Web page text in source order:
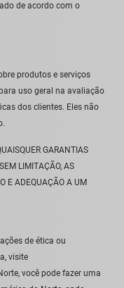
de acordo com o
produtos e serviços
uso geral na avaliação
dos clientes. Eles não
GARANTIAS
LIMITAÇÃO, AS
E ADEQUAÇÃO A UM
de ética ou
visite
você pode fazer uma